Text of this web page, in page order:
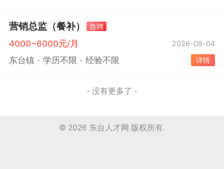
营销总监（餐补） 急聘
4000~6000元/月 2026-08-04
东台镇 学历不限 经验不限 详情
- 没有更多了 -
© 2026 东台人才网 版权所有.